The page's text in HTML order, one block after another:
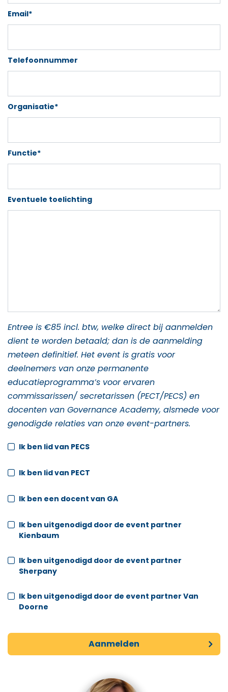
Email*
Telefoonnummer
Organisatie*
Functie*
Eventuele toelichting
Entree is €85 incl. btw, welke direct bij aanmelden
dient te worden betaald; dan is de aanmelding
meteen definitief. Het event is gratis voor
deelnemers van onze permanente
educatieprogramma’s voor ervaren
commissarissen/ secretarissen (PECT/PECS) en
docenten van Governance Academy, alsmede voor
genodigde relaties van onze event-partners.
Ik ben lid van PECS
Ik ben lid van PECT
Ik ben een docent van GA
Ik ben uitgenodigd door de event partner
Kienbaum
Ik ben uitgenodigd door de event partner
Sherpany
Ik ben uitgenodigd door de event partner Van
Doorne
Aanmelden